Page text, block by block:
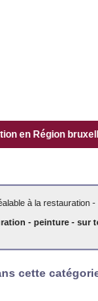
en Région
à la restauration
- peinture -
cette